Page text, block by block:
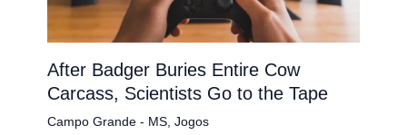
After Badger Buries Entire Cow
Carcass, Scientists Go to the Tape
Campo Grande - MS, Jogos